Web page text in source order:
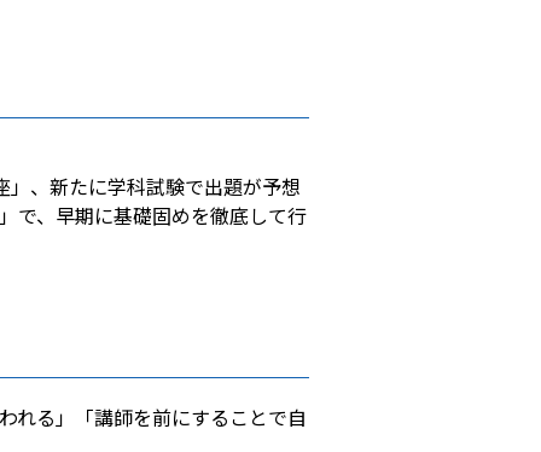
、新たに学科試験で出題が予想
で、早期に基礎固めを徹底して行
れる」「講師を前にすることで自